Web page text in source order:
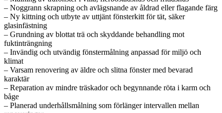
– Noggrann skrapning och avlägsnande av åldrad eller flagande färg
– Ny kittning och utbyte av uttjänt fönsterkitt för tät, säker
glasinfästning
– Grundning av blottat trä och skyddande behandling mot
fuktinträngning
– Invändig och utvändig fönstermålning anpassad för miljö och
klimat
– Varsam renovering av äldre och slitna fönster med bevarad
karaktär
– Reparation av mindre träskador och begynnande röta i karm och
båge
– Planerad underhållsmålning som förlänger intervallen mellan